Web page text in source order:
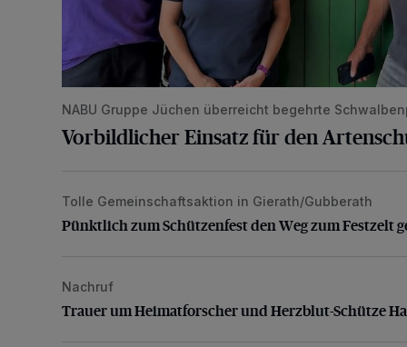
NABU Gruppe Jüchen überreicht begehrte
Vorbildlicher Einsatz für den
Pünktlich zum Schützenfest den Weg zum Festzelt
Tolle Gemeinschaftsaktion in Gierath/Gubberath
Pünktlich zum Schützenfest den Weg zum Festzelt
Trauer um Heimatforscher und Herzblut-Schütze
Nachruf
Trauer um Heimatforscher und Herzblut-Schütze